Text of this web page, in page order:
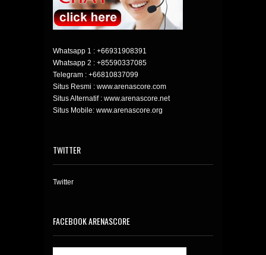
Whatsapp 1 : +66931908391
Whatsapp 2 : +85590337085
Telegram : +66810837099
Situs Resmi : www.arenascore.com
Situs Alternatif : www.arenascore.net
Situs Mobile: www.arenascore.org
TWITTER
Twitter
FACEBOOK ARENASCORE